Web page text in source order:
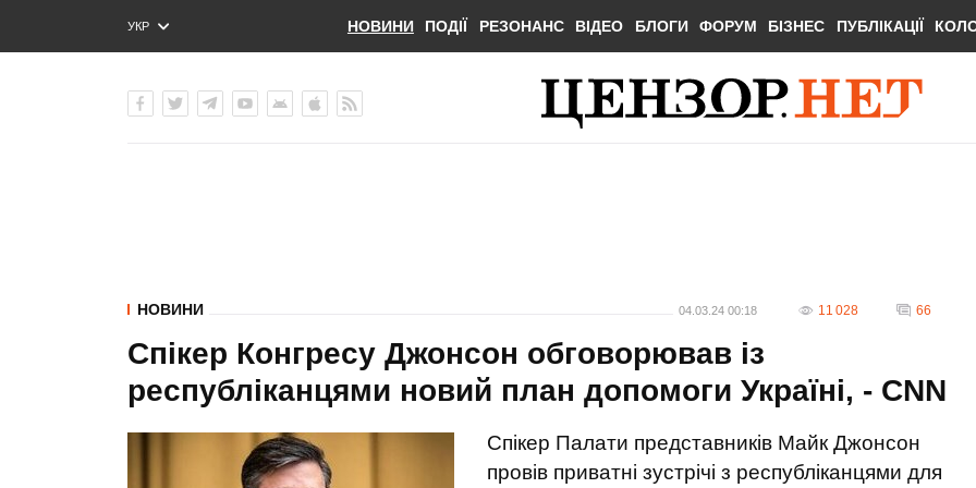
УКР
ENG
НОВИНИ ПОДІЇ РЕЗОНАНС ВІДЕО БЛОГИ ФОРУМ БІЗНЕС ПУБЛІКАЦІЇ
НОВИНИ 04.03.24 00:18 11 028 66
Спікер Конгресу Джонсон обговорював із
республіканцями новий план допомоги Україні, - CNN
Спікер Палати представників Майк Джонсон
провів приватні зустрічі з республіканцями для